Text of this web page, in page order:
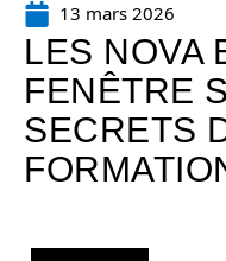
13 mars 2026
LES NOVA
FENÊTRE
SECRETS